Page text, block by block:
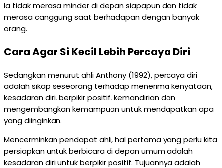
Ia tidak merasa minder di depan siapapun dan tidak
merasa canggung saat berhadapan dengan banyak
orang.
Cara Agar Si Kecil Lebih Percaya Diri
Sedangkan menurut ahli Anthony (1992), percaya diri
adalah sikap seseorang terhadap menerima kenyataan,
kesadaran diri, berpikir positif, kemandirian dan
mengembangkan kemampuan untuk mendapatkan apa
yang diinginkan.
Mencerminkan pendapat ahli, hal pertama yang perlu kita
persiapkan untuk berbicara di depan umum adalah
kesadaran diri untuk berpikir positif. Tujuannya adalah